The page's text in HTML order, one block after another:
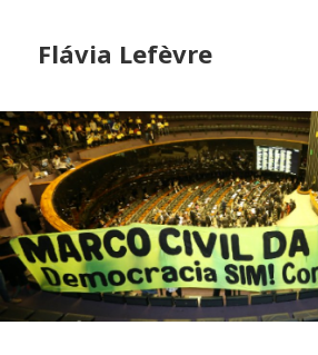
Flávia Lefèvre